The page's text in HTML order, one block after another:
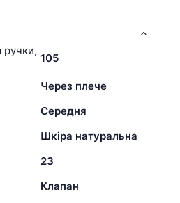
ручки,
105
Через плече
Середня
Шкіра натуральна
23
Клапан